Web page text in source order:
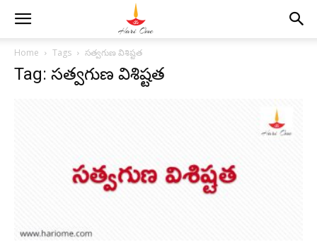
Home Tags సత్వగుణ విశిష్టత
Tag: సత్వగుణ విశిష్టత